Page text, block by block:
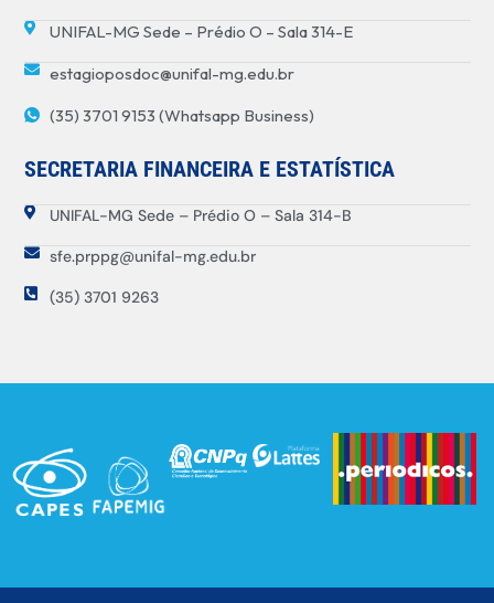
UNIFAL-MG Sede – Prédio O – Sala 314-E
estagioposdoc@unifal-mg.edu.br
(35) 3701 9153 (Whatsapp Business)
SECRETARIA FINANCEIRA E ESTATÍSTICA
UNIFAL-MG Sede – Prédio O – Sala 314-B
sfe.prppg@unifal-mg.edu.br
(35) 3701 9263